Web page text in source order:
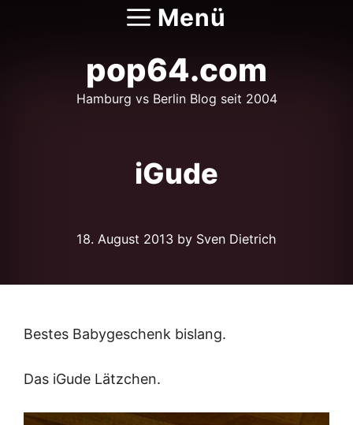
Menü
pop64.com
Hamburg vs Berlin Blog seit 2004
iGude
18. August 2013 by Sven Dietrich
Bestes Babygeschenk bislang.
Das iGude Lätzchen.